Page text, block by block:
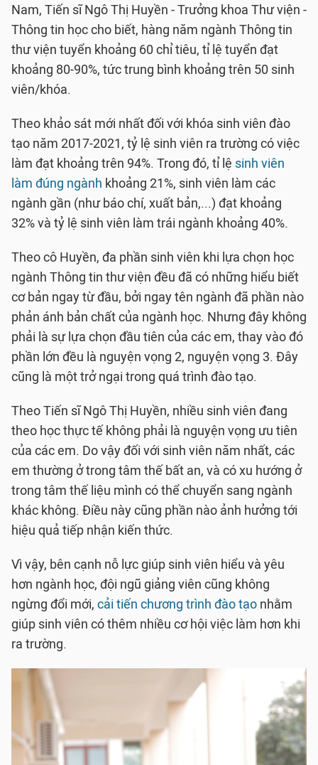
Nam, Tiến sĩ Ngô Thị Huyền - Trưởng khoa Thư viện -
Thông tin học cho biết, hàng năm ngành Thông tin
thư viện tuyển khoảng 60 chỉ tiêu, tỉ lệ tuyển đạt
khoảng 80-90%, tức trung bình khoảng trên 50 sinh
viên/khóa.
Theo khảo sát mới nhất đối với khóa sinh viên đào
tạo năm 2017-2021, tỷ lệ sinh viên ra trường có việc
làm đạt khoảng trên 94%. Trong đó, tỉ lệ sinh viên
làm đúng ngành khoảng 21%, sinh viên làm các
ngành gần (như báo chí, xuất bản,...) đạt khoảng
32% và tỷ lệ sinh viên làm trái ngành khoảng 40%.
Theo cô Huyền, đa phần sinh viên khi lựa chọn học
ngành Thông tin thư viện đều đã có những hiểu biết
cơ bản ngay từ đầu, bởi ngay tên ngành đã phần nào
phản ánh bản chất của ngành học. Nhưng đây không
phải là sự lựa chọn đầu tiên của các em, thay vào đó
phần lớn đều là nguyện vọng 2, nguyện vọng 3. Đây
cũng là một trở ngại trong quá trình đào tạo.
Theo Tiến sĩ Ngô Thị Huyền, nhiều sinh viên đang
theo học thực tế không phải là nguyện vọng ưu tiên
của các em. Do vậy đối với sinh viên năm nhất, các
em thường ở trong tâm thế bất an, và có xu hướng ở
trong tâm thế liệu mình có thể chuyển sang ngành
khác không. Điều này cũng phần nào ảnh hưởng tới
hiệu quả tiếp nhận kiến thức.
Vì vậy, bên cạnh nỗ lực giúp sinh viên hiểu và yêu
hơn ngành học, đội ngũ giảng viên cũng không
ngừng đổi mới, cải tiến chương trình đào tạo nhằm
giúp sinh viên có thêm nhiều cơ hội việc làm hơn khi
ra trường.